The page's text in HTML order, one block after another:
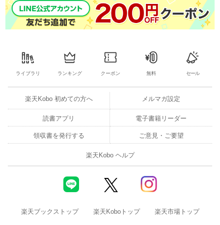
AERA-note 編集長敬白
アエラ読書部 星野博美 評『 証言・北朝鮮帰国者祖国に渡った
「在日」はどう生きたか』この人のこの本馬場磨貴
ジェーン・スーの先日、お目に掛かりましてseason 2
沖 昌之の今週の猫しゃあしゃあ稲垣えみ子のアフロ画報
職場の神様
連載THE ALFEE 奇跡の軌跡
ライブラリ ランキング クーポン 無料 セール
楽天Kobo 初めての方へ メルマガ設定
読書アプリ 電子書籍リーダー
領収書を発行する ご意見・ご要望
楽天Kobo ヘルプ
楽天ブックストップ 楽天Koboトップ 楽天市場トップ